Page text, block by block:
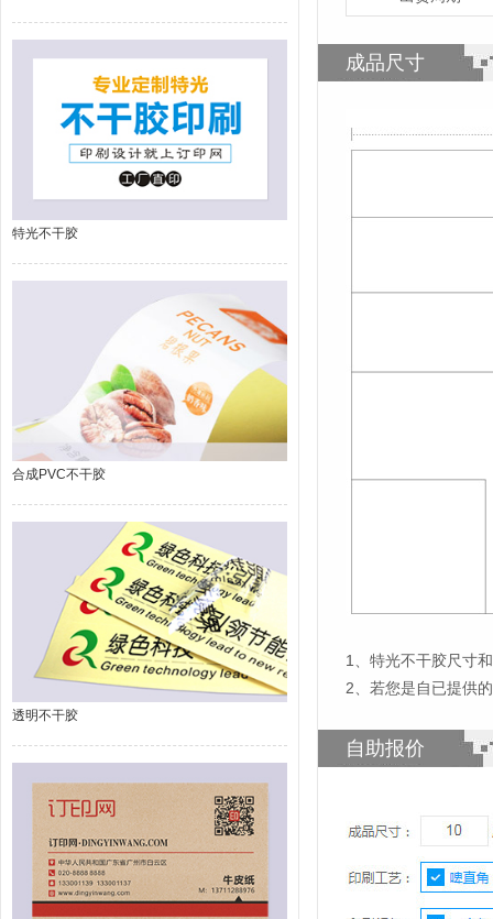
特光不干胶
合成PVC不干胶
透明不干胶
成品尺寸
1 、特光不干胶尺寸
2、若您是自已提供
自助报价